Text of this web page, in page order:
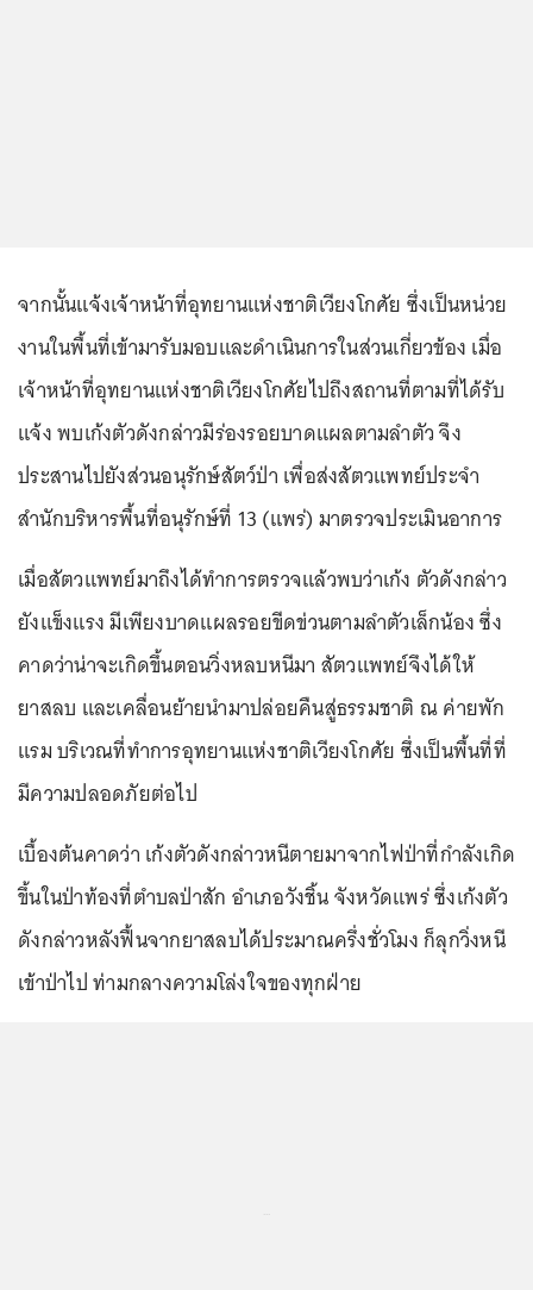
จากนั้นแจ้งเจ้าหน้าที่อุทยานแห่งชาติเวียงโกศัย ซึ่งเป็นหน่วย
งานในพื้นที่เข้ามารับมอบและดำเนินการในส่วนเกี่ยวข้อง เมื่อ
เจ้าหน้าที่อุทยานแห่งชาติเวียงโกศัยไปถึงสถานที่ตามที่ได้รับ
แจ้ง พบเก้งตัวดังกล่าวมีร่องรอยบาดแผลตามลำตัว จึง
ประสานไปยังส่วนอนุรักษ์สัตว์ป่า เพื่อส่งสัตวแพทย์ประจำ
สำนักบริหารพื้นที่อนุรักษ์ที่ 13 (แพร่) มาตรวจประเมินอาการ
เมื่อสัตวแพทย์มาถึงได้ทำการตรวจแล้วพบว่าเก้ง ตัวดังกล่าว
ยังแข็งแรง มีเพียงบาดแผลรอยขีดข่วนตามลำตัวเล็กน้อง ซึ่ง
คาดว่าน่าจะเกิดขึ้นตอนวิ่งหลบหนีมา สัตวแพทย์จึงได้ให้
ยาสลบ และเคลื่อนย้ายนำมาปล่อยคืนสู่ธรรมชาติ ณ ค่ายพัก
แรม บริเวณที่ทำการอุทยานแห่งชาติเวียงโกศัย ซึ่งเป็นพื้นที่ที่
มีความปลอดภัยต่อไป
เบื้องต้นคาดว่า เก้งตัวดังกล่าวหนีตายมาจากไฟป่าที่กำลังเกิด
ขึ้นในป่าท้องที่ตำบลป่าสัก อำเภอวังชิ้น จังหวัดแพร่ ซึ่งเก้งตัว
ดังกล่าวหลังฟื้นจากยาสลบได้ประมาณครึ่งชั่วโมง ก็ลุกวิ่งหนี
เข้าป่าไป ท่ามกลางความโล่งใจของทุกฝ่าย